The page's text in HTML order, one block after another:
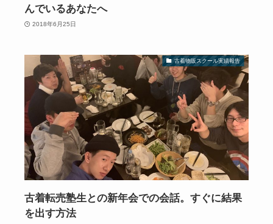
んでいるあなたへ
2018年6月25日
古着物販スクール実績報告
古着転売塾生との新年会での会話。すぐに結果
を出す方法